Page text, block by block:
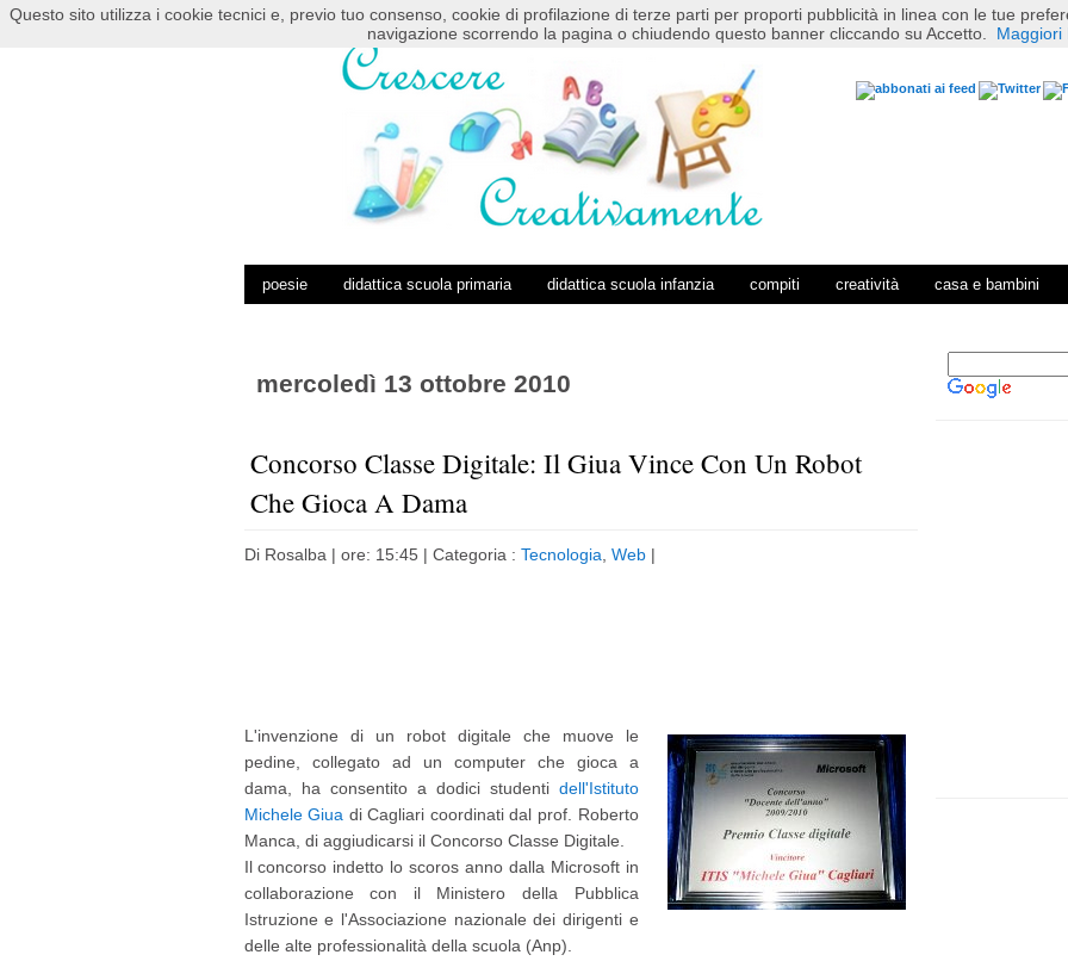
HOME POSTS RSS COMMENTS RSS
poesie didattica scuola primaria didattica scuola infanzia compiti creatività casa e bambini
mercoledì 13 ottobre 2010
Concorso Classe Digitale: Il Giua Vince Con Un Robot
Che Gioca A Dama
Di Rosalba | ore: 15:45 | Categoria : Tecnologia Web |
L'invenzione di un robot digitale che muove le
pedine, collegato ad un computer che gioca a
dama, ha consentito a dodici studenti dell'Istituto
Michele Giua di Cagliari coordinati dal prof. Roberto
Manca, di aggiudicarsi il Concorso Classe Digitale.
Il concorso indetto lo scoros anno dalla Microsoft in
collaborazione con il Ministero della Pubblica
Istruzione e l'Associazione nazionale dei dirigenti e
delle alte professionalità della scuola (Anp).
Questo sito utilizza i cookie tecnici e, previo tuo consenso, cookie di profilazione di terze parti per proporti pubblicità in linea con le tue
navigazione scorrendo la pagina o chiudendo questo banner cliccando su Accetto.
Maggiori